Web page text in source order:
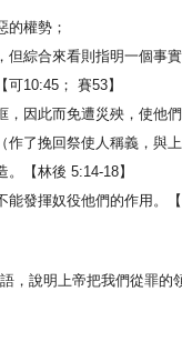
的權勢；
但綜合來看則指明一個
10:45； 賽53】
，因此而免遭災殃，使他
作了挽回祭使人稱義，與
【林後 5:14-18】
能發揮奴役他們的作用。
，說明上帝把我們從罪